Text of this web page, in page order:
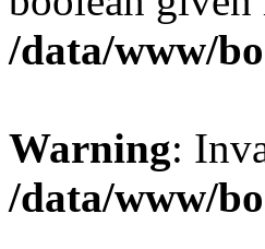
/data/www/
Warning:
/data/www/